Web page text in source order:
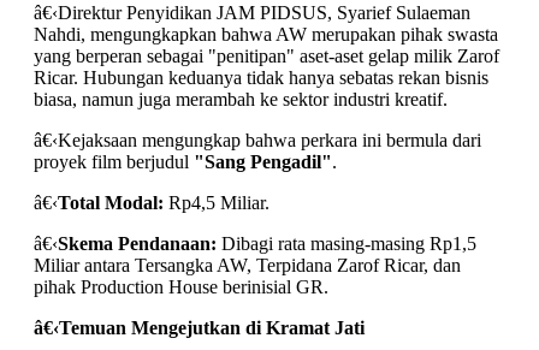
â€‹Direktur Penyidikan JAM PIDSUS, Syarief Sulaeman
Nahdi, mengungkapkan bahwa AW merupakan pihak swasta
yang berperan sebagai "penitipan" aset-aset gelap milik Zarof
Ricar. Hubungan keduanya tidak hanya sebatas rekan bisnis
biasa, namun juga merambah ke sektor industri kreatif.
â€‹Kejaksaan mengungkap bahwa perkara ini bermula dari
proyek film berjudul "Sang Pengadil".
â€‹Total Modal: Rp4,5 Miliar.
â€‹Skema Pendanaan: Dibagi rata masing-masing Rp1,5
Miliar antara Tersangka AW, Terpidana Zarof Ricar, dan
pihak Production House berinisial GR.
â€‹Temuan Mengejutkan di Kramat Jati